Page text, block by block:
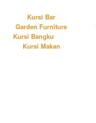
Kursi Bar
Garden Furniture
Kursi Bangku
Kursi Makan